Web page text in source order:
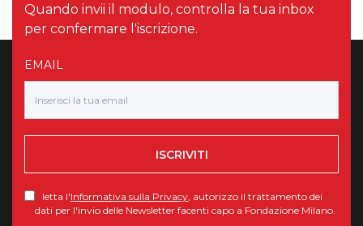
Quando invii il modulo, controlla la tua inbox
per confermare l'iscrizione.
EMAIL
ISCRIVITI
letta l'Informativa sulla Privacy, autorizzo il trattamento dei
dati per l'invio delle Newsletter facenti capo a Fondazione Milano.